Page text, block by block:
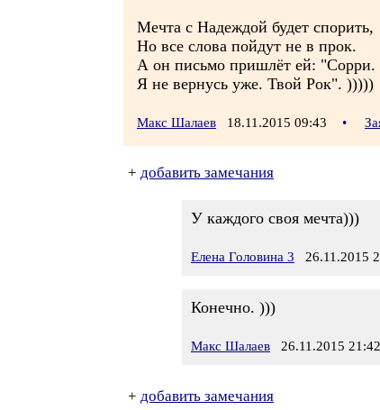
Мечта с Надеждой будет спорить,
Но все слова пойдут не в прок.
А он письмо пришлёт ей: "Сорри.
Я не вернусь уже. Твой Рок". )))))
Макс Шалаев 18.11.2015 09:43 •
+ добавить замечания
У каждого своя мечта)))
Елена Головина 3 26.11.2015
Конечно. )))
Макс Шалаев 26.11.2015 21:42
+ добавить замечания